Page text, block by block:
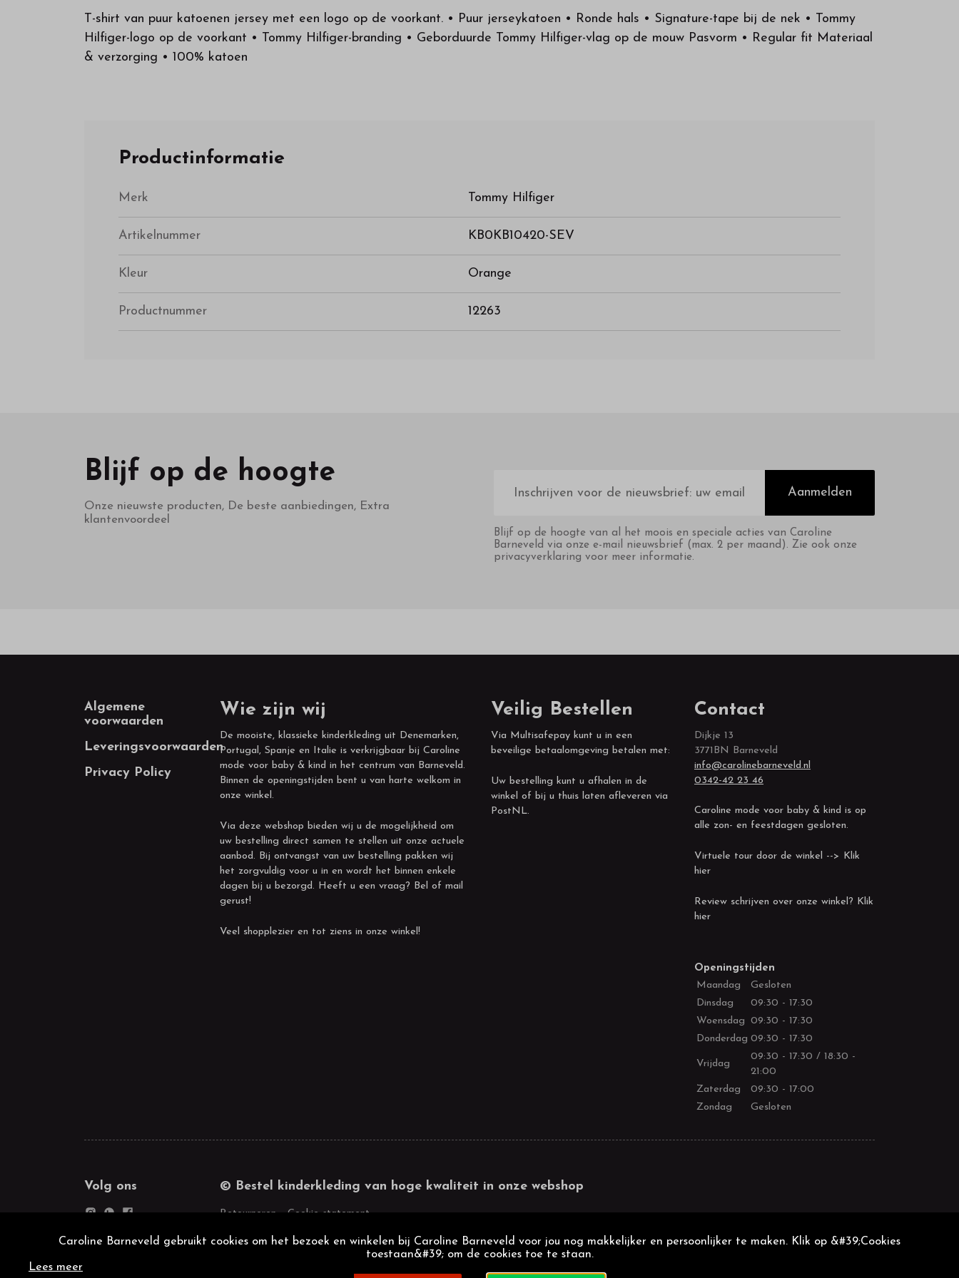
T-shirt van puur katoenen jersey met een logo op de voorkant. • Puur jerseykatoen • Ronde hals • Signature-tape bij de nek • Tommy
Hilfiger-logo op de voorkant • Tommy Hilfiger-branding • Geborduurde Tommy Hilfiger-vlag op de mouw Pasvorm • Regular fit Materiaal
& verzorging • 100% katoen
Productinformatie
Merk Tommy Hilfiger
Artikelnummer KB0KB10420-SEV
Kleur Orange
Productnummer 12263
Blijf op de hoogte
Onze nieuwste producten, De beste aanbiedingen, Extra
klantenvoordeel
mailadres
Aanmelden
Blijf op de hoogte van al het moois en speciale acties van Caroline
Barneveld via onze e-mail nieuwsbrief (max. 2 per maand). Zie ook onze
privacyverklaring voor meer informatie.
Footer
Algemene
voorwaarden
Leveringsvoorwaarden
Privacy Policy
Wie zijn wij
De mooiste, klassieke kinderkleding uit Denemarken,
Portugal, Spanje en Italie is verkrijgbaar bij Caroline
mode voor baby & kind in het centrum van Barneveld.
Binnen de openingstijden bent u van harte welkom in
onze winkel.
Via deze webshop bieden wij u de mogelijkheid om
uw bestelling direct samen te stellen uit onze actuele
aanbod. Bij ontvangst van uw bestelling pakken wij
het zorgvuldig voor u in en wordt het binnen enkele
dagen bij u bezorgd. Heeft u een vraag? Bel of mail
gerust!
Veel shopplezier en tot ziens in onze winkel!
Veilig Bestellen
Via Multisafepay kunt u in een
beveilige betaalomgeving betalen met:
Uw bestelling kunt u afhalen in de
winkel of bij u thuis laten afleveren via
PostNL.
Contact
Dijkje 13
3771BN Barneveld
info@carolinebarneveld.nl
0342-42 23 46
Caroline mode voor baby & kind is op
alle zon- en feestdagen gesloten.
Virtuele tour door de winkel --> Klik
hier
Review schrijven over onze winkel? Klik
hier
Openingstijden
Maandag
Gesloten
Dinsdag
09:30 - 17:30
Woensdag 09:30 - 17:30
Donderdag 09:30 - 17:30
Vrijdag
09:30 - 17:30 / 18:30 -
21:00
Zaterdag
09:30 - 17:00
Zondag
Gesloten
Volg ons © Bestel kinderkleding van hoge kwaliteit in onze webshop
Retourneren Cookie statement
Caroline Barneveld gebruikt cookies om het bezoek en winkelen bij Caroline Barneveld voor jou nog makkelijker en persoonlijker te maken. Klik op &#39;Cookies
toestaan&#39; om de cookies toe te staan.
Lees meer